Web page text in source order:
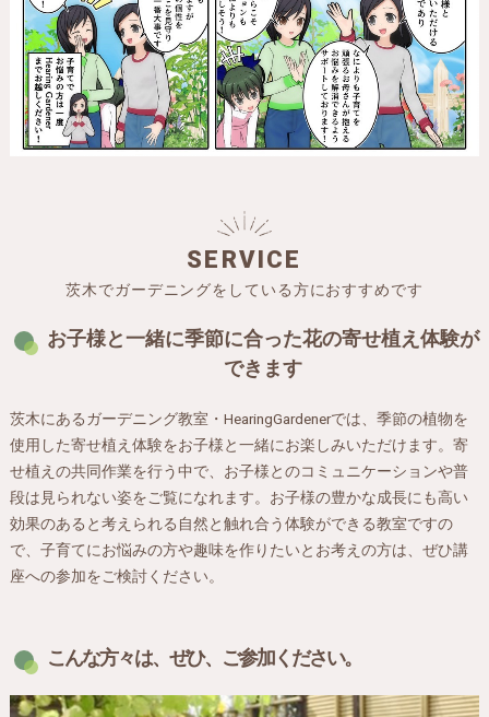
茨木でガーデニングをしている方におすすめです
SERVICE
お子様と一緒に季節に合った花の寄せ植え体験が
できます
茨木にあるガーデニング教室・HearingGardenerでは、季節の植物を
使用した寄せ植え体験をお子様と一緒にお楽しみいただけます。寄
せ植えの共同作業を行う中で、お子様とのコミュニケーションや普
段は見られない姿をご覧になれます。お子様の豊かな成長にも高い
効果のあると考えられる自然と触れ合う体験ができる教室ですの
で、子育てにお悩みの方や趣味を作りたいとお考えの方は、ぜひ講
座への参加をご検討ください。
こんな方々は、ぜひ、ご参加ください。